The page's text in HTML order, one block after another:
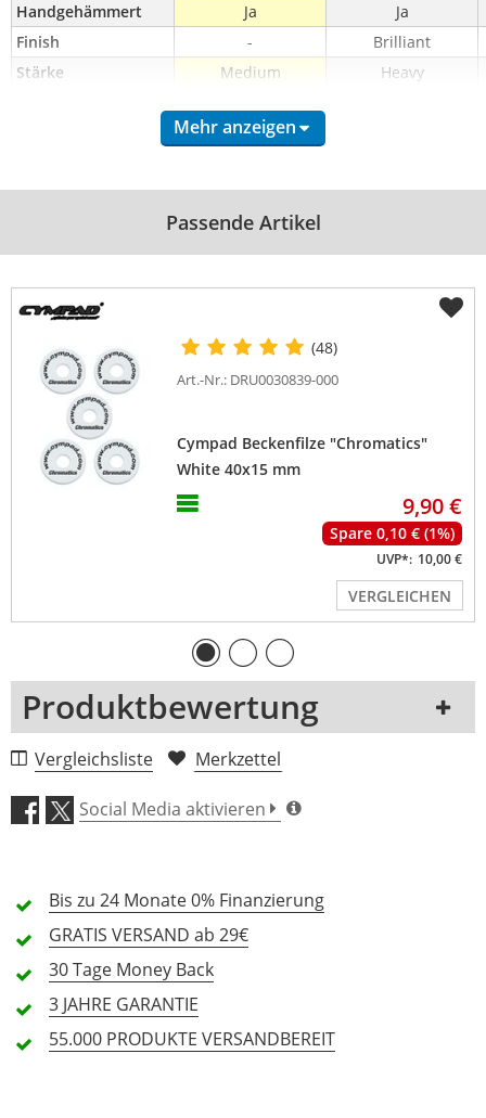
Handgehämmert
Ja
Ja
Finish
-
Brilliant
Stärke
Medium Heavy
Mehr anzeigen
Passende Artikel
(48)
Art.-Nr.: DRU0030839-000
Cympad Beckenfilze "Chromatics"
White 40x15 mm
9,90 €
Spare 0,10 € (1%)
UVP*: 10,00 €
VERGLEICHEN
Produktbewertung
1 Rezension
5 Sterne
4 Sterne
2 Sterne
1 Sterne
Alle Sprachen
Vergleichsliste Merkzettel
Social Media aktivieren
Bis zu 24 Monate0% Finanzierung
GRATIS VERSAND ab 29€
30 Tage Money Back
3 JAHRE GARANTIE
55.000 PRODUKTE VERSANDBEREIT